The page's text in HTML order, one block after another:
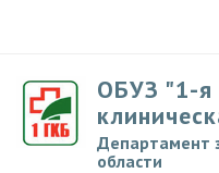
ОБУЗ "1-я
Департамент
области